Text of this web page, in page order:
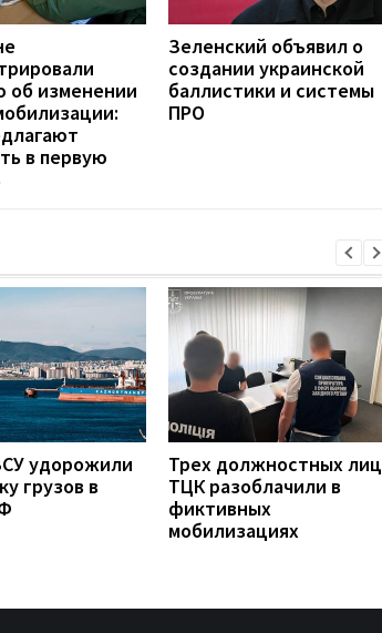
об изменении
в первую
Зеленский объявил о
создании украинской
баллистики и системы
ПРО
удорожили
грузов в
Трех должностных лиц
ТЦК разоблачили в
фиктивных
мобилизациях